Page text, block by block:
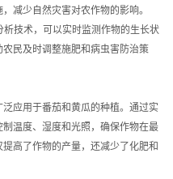
减少自然灾害对农作物的影响。
技术，可以实时监测作物的生长状
民及时调整施肥和病虫害防治策
应用于番茄和黄瓜的种植。通过实
温度、湿度和光照，确保作物在最
高了作物的产量，还减少了化肥和